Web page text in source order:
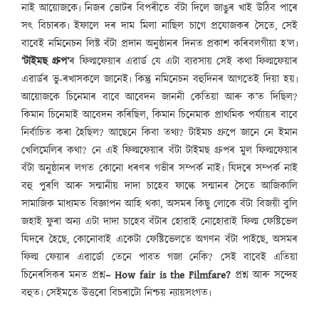
নাই আয়োজকে৷ নিজৰ ভোটৰ বিপৰীতে বঁটা দিলে জাঙুৰ খাই উঠিব পাৰে
সৎ বিচাৰক৷ ইফালে দৰ দাম মিলা নাছিল চাগে প্ৰযোজকৰ সৈতে, সেই
বাবেই নমিনেচন লিষ্ট বঁটা প্ৰদান অনুষ্ঠানৰ দিনত প্ৰকাশ কৰিবলগীয়া হ’ল৷
‘টাইমছ গ্ৰুপ’ৰ ফিল্মফেয়াৰ এৱাৰ্ড যে এটা ব্যৱসায় সেই কথা ফিল্মফেয়াৰ
এৱাৰ্ডৰ ভু-ৰখাসকলে জানেই৷ কিন্তু নমিনেচন বহুদিনৰ আগতেই দিয়া হয়৷
আয়োজকে চিনেমাৰ বাবে আবেদন জাননী কেতিয়া আৰু ক’ত দিছিল?
কিমান চিনেমাই আবেদন কৰিছিল, কিমান চিনেমাক প্ৰাথমিক পৰ্য্যায়ৰ বাবে
নিৰ্বাচিত কৰা হৈছিল? আছেনে কিবা তথ্য? টাইমচ গ্ৰুপে জানে নে ইমান
খেলিমেলিৰ কথা? নে এই ফিল্মফেয়াৰ বঁটা টাইমছ গ্ৰুপৰ মুল ফিল্মফেয়াৰ
বঁটা অনুষ্ঠানৰ লগত কোনো ধৰণৰ গভীৰ সম্পৰ্ক নাই৷ যিদৰে সম্পৰ্ক নাই
বহু পুৰণি আৰু সন্মানীয় দাদা চাহেব ফাল্কে সন্মানৰ সৈতে আজিকালি
সামাজিক মাধ্যমত বিজ্ঞাপন আহি থকা, অসমৰ কিছু লোকে বঁটা বিজয়ী বুলি
জহাই ফুৰা অন্য এটা দাদা চাহেব বঁটাৰ হোৱাই নোহোৱাই ফিল্ম ফেষ্টিভেল
যিদৰে হৈছে, কোনোবাই একেটা ফেষ্টিভেলতে অগণন বঁটা পাইছে, অসমৰ
ফিল্ম ফেয়াৰ এৱাৰ্ডো তেনে পাবত গজা নেকি? সেই বাবেই এতিয়া
চিনেৰসিকৰ মনত প্ৰশ্ন– How fair is the Filmfare? প্ৰশ্ন আৰু সন্দেহ
বহুত৷ সেইমতে উত্তৰো বিচৰাটো নিশ্চয় ন্যায়সংগত৷